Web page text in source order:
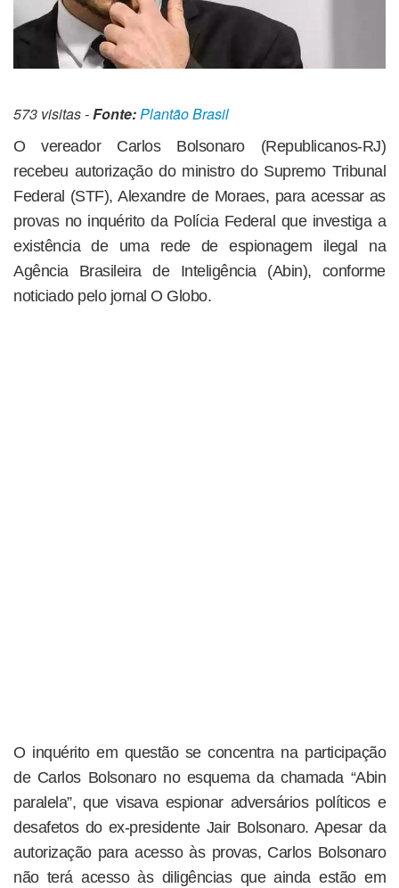
573 visitas -Fonte:Plantão Brasil
O vereador Carlos Bolsonaro (Republicanos-RJ)
recebeu autorização do ministro do Supremo Tribunal
Federal (STF), Alexandre de Moraes, para acessar as
provas no inquérito da Polícia Federal que investiga a
existência de uma rede de espionagem ilegal na
Agência Brasileira de Inteligência (Abin), conforme
noticiado pelo jornal O Globo.
O inquérito em questão se concentra na participação
de Carlos Bolsonaro no esquema da chamada “Abin
paralela”, que visava espionar adversários políticos e
desafetos do ex-presidente Jair Bolsonaro. Apesar da
autorização para acesso às provas, Carlos Bolsonaro
não terá acesso às diligências que ainda estão em